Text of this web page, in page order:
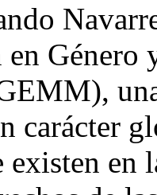
carácter
existen en